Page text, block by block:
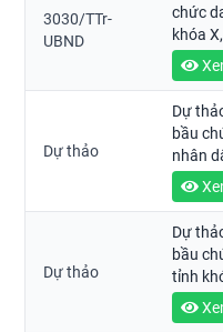
3030/TTr-
UBND
chức
khóa
Dự thảo
Dự
bầu
nhân
2026
Dự thảo
Dự
bầu
tỉnh